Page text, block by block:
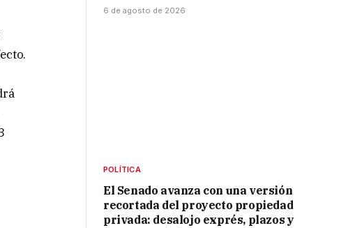
6 de agosto de 2026
POLÍTICA
El Senado avanza con una versión
recortada del proyecto propiedad
privada: desalojo exprés, plazos y